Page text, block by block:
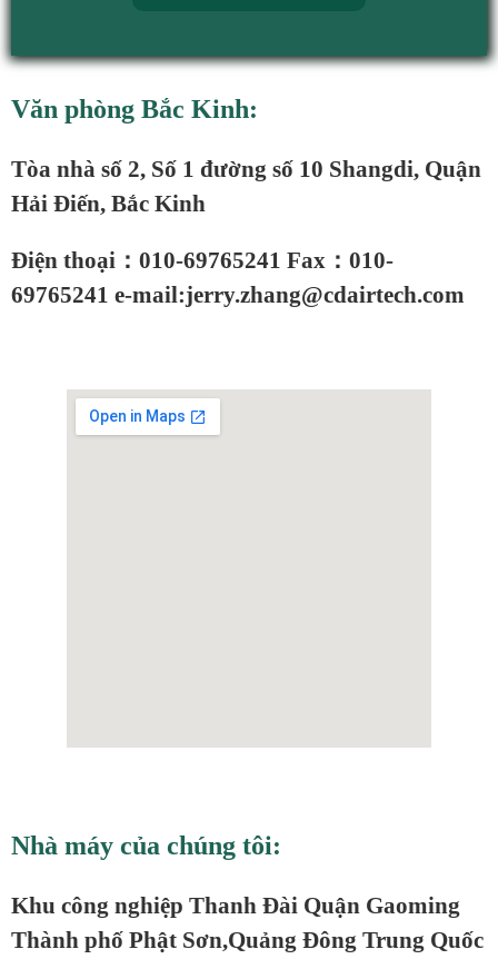
Văn phòng Bắc Kinh:
Tòa nhà số 2, Số 1 đường số 10 Shangdi, Quận
Hải Điến, Bắc Kinh
Điện thoại：010-69765241 Fax：010-
69765241 e-mail:jerry.zhang@cdairtech.com
Nhà máy của chúng tôi:
Khu công nghiệp Thanh Đài Quận Gaoming
Thành phố Phật Sơn,Quảng Đông Trung Quốc